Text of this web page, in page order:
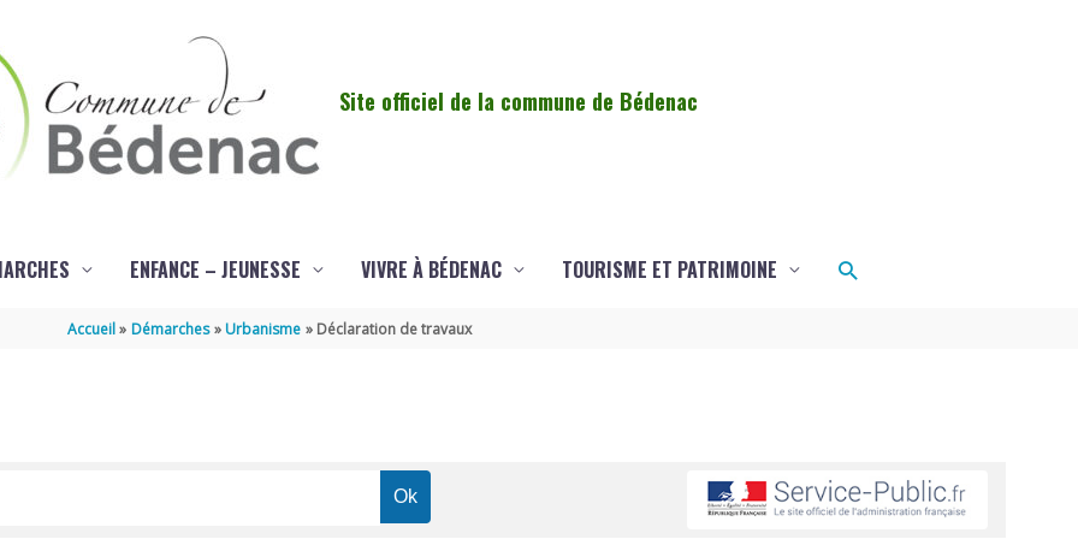
Site officiel de la commune de Bédenac
ENFANCE – JEUNESSE VIVRE À BÉDENAC TOURISME ET PATRIMOINE Rechercher
Accueil Démarches Urbanisme Déclaration de travaux